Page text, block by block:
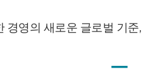
영의 새로운 글로벌 기준
ㅡ